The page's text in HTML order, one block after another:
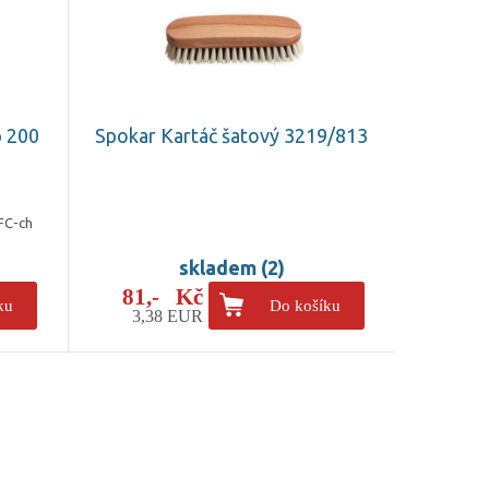
200
ch
Spokar Kartáč šatový 3219/813
skladem (2)
81,- Kč
3,38 EUR
Do košíku